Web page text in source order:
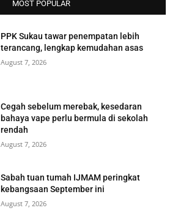
MOST POPULAR
PPK Sukau tawar penempatan lebih
terancang, lengkap kemudahan asas
August 7, 2026
Cegah sebelum merebak, kesedaran
bahaya vape perlu bermula di sekolah
rendah
August 7, 2026
Sabah tuan tumah IJMAM peringkat
kebangsaan September ini
August 7, 2026